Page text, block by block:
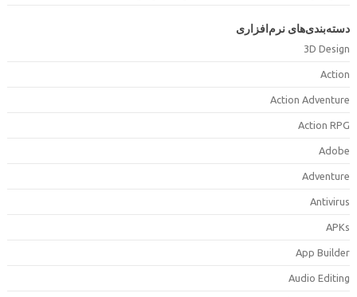
نرم‌افزاری
3D
Action
Action
App
Audio